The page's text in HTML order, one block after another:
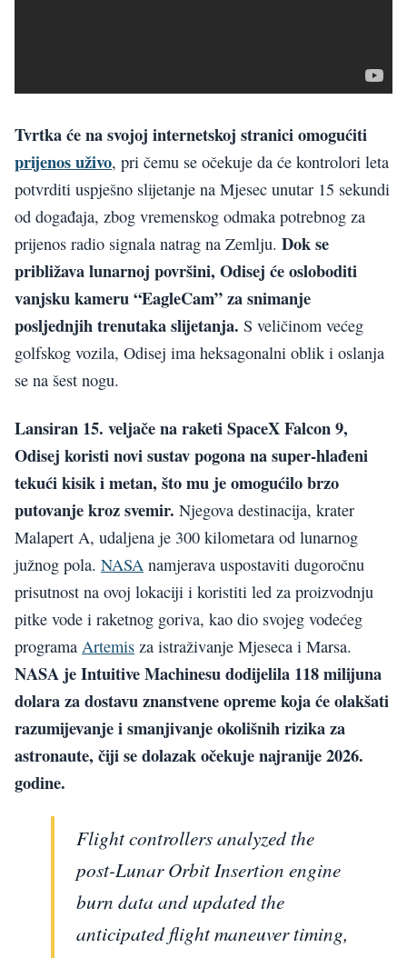
Tvrtka će na svojoj internetskoj stranici omogućiti
prijenos uživo, pri čemu se očekuje da će kontrolori leta
potvrditi uspješno slijetanje na Mjesec unutar 15 sekundi
od događaja, zbog vremenskog odmaka potrebnog za
prijenos radio signala natrag na Zemlju. Dok se
približava lunarnoj površini, Odisej će osloboditi
vanjsku kameru “EagleCam” za snimanje
posljednjih trenutaka slijetanja. S veličinom većeg
golfskog vozila, Odisej ima heksagonalni oblik i oslanja
se na šest nogu.
Lansiran 15. veljače na raketi SpaceX Falcon 9,
Odisej koristi novi sustav pogona na super-hlađeni
tekući kisik i metan, što mu je omogućilo brzo
putovanje kroz svemir. Njegova destinacija, krater
Malapert A, udaljena je 300 kilometara od lunarnog
južnog pola. NASA namjerava uspostaviti dugoročnu
prisutnost na ovoj lokaciji i koristiti led za proizvodnju
pitke vode i raketnog goriva, kao dio svojeg vodećeg
programa Artemis za istraživanje Mjeseca i Marsa.
NASA je Intuitive Machinesu dodijelila 118 milijuna
dolara za dostavu znanstvene opreme koja će olakšati
razumijevanje i smanjivanje okolišnih rizika za
astronaute, čiji se dolazak očekuje najranije 2026.
godine.
Flight controllers analyzed the
post-Lunar Orbit Insertion engine
burn data and updated the
anticipated flight maneuver timing,